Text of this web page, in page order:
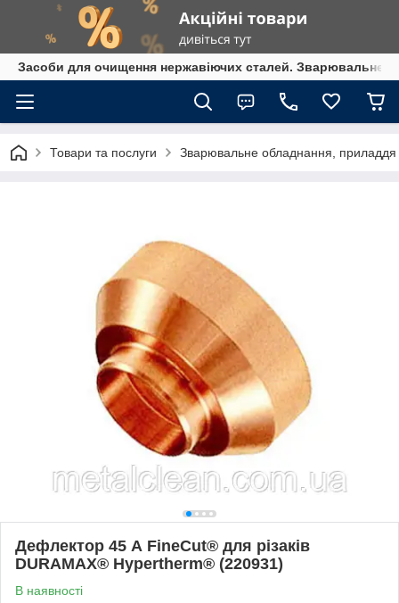
Засоби для очищення нержавіючих сталей. Зварювальне
Товари та послуги Зварювальне обладнання, приладдя
Дефлектор 45 А FineCut® для різаків
DURAMAX® Hypertherm® (220931)
В наявності